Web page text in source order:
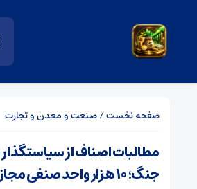
صفحه نخست/صنعت و معدن و تجارت
مطالبات اصناف از
جنگ؛ ۱۰ هزار واحد صنفی مجازی داریم